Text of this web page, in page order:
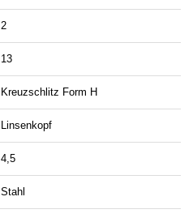
2
13
Kreuzschlitz Form H
Linsenkopf
4,5
Stahl